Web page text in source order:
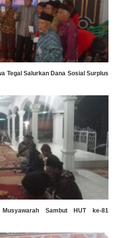
Tegal Salurkan Dana Sosial Surplus
Sambut HUT ke-81